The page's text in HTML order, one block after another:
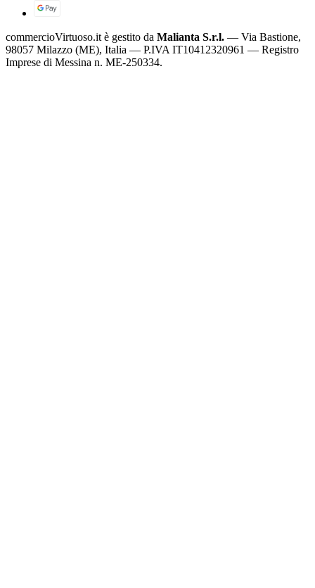
commercioVirtuoso.it è gestito da Malianta S.r.l. — Via Bastione,
98057 Milazzo (ME), Italia — P.IVA IT10412320961 — Registro
Imprese di Messina n. ME-250334.